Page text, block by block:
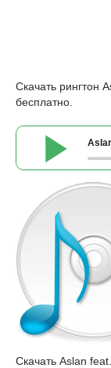
Скачать рингтон
бесплатно.
Скачать Aslan